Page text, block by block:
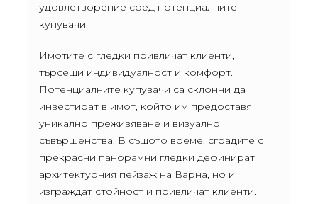
удовлетворение сред потенциалните
купувачи.
Имотите с гледки привличат клиенти,
търсещи индивидуалност и комфорт.
Потенциалните купувачи са склонни да
инвестират в имот, който им предоставя
уникално преживяване и визуално
съвършенства. В същото време, сградите с
прекрасни панорамни гледки дефинират
архитектурния пейзаж на Варна, но и
изграждат стойност и привличат клиенти.